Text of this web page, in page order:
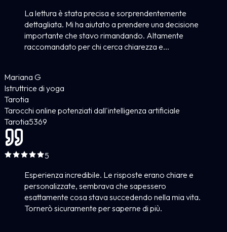
La lettura è stata precisa e sorprendentemente
dettagliata. Mi ha aiutato a prendere una decisione
importante che stavo rimandando. Altamente
raccomandato per chi cerca chiarezza e...
Mariana G
Istruttrice di yoga
Tarotia
Tarocchi online potenziati dall'intelligenza artificiale
Tarotia5369
5
Esperienza incredibile. Le risposte erano chiare e
personalizzate, sembrava che sapessero
esattamente cosa stava succedendo nella mia vita.
Tornerò sicuramente per saperne di più.